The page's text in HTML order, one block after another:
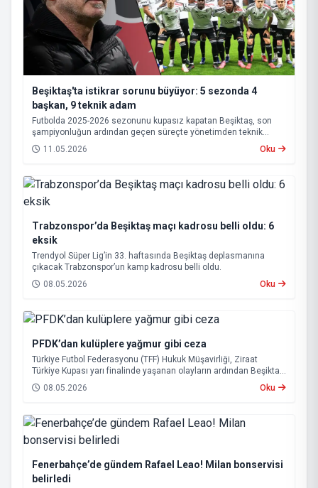
Beşiktaş'ta istikrar sorunu büyüyor: 5 sezonda 4
başkan, 9 teknik adam
Futbolda 2025-2026 sezonunu kupasız kapatan Beşiktaş, son
şampiyonluğun ardından geçen süreçte yönetimden teknik
heyete, oyuncu kadrosundan saha sonuçlarına kadar birçok
alanda istikrarsız bir görüntü sergiledi.
11.05.2026 Oku
Trabzonspor’da Beşiktaş maçı kadrosu belli oldu: 6
eksik
Trendyol Süper Lig’in 33. haftasında Beşiktaş deplasmanına
çıkacak Trabzonspor’un kamp kadrosu belli oldu.
08.05.2026
Oku
PFDK’dan kulüplere yağmur gibi ceza
Türkiye Futbol Federasyonu (TFF) Hukuk Müşavirliği, Ziraat
Türkiye Kupası yarı finalinde yaşanan olayların ardından Beşiktaş
ve Tümosan Konyaspor’u Profesyonel Futbol Disiplin Kurulu’na
(PFDK) sevk etti.
08.05.2026 Oku
Fenerbahçe’de gündem Rafael Leao! Milan bonservisi
belirledi